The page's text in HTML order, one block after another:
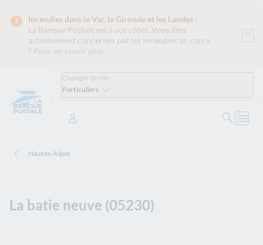
Incendies dans le Var, la Gironde et les Landes :
La Banque Postale est à vos côtés. Vous êtes
actuellement concernés par les incendies en cours
? Pour en savoir plus
Changer de site
Particuliers
Se connecter
Hautes-Alpes
La batie neuve (05230)